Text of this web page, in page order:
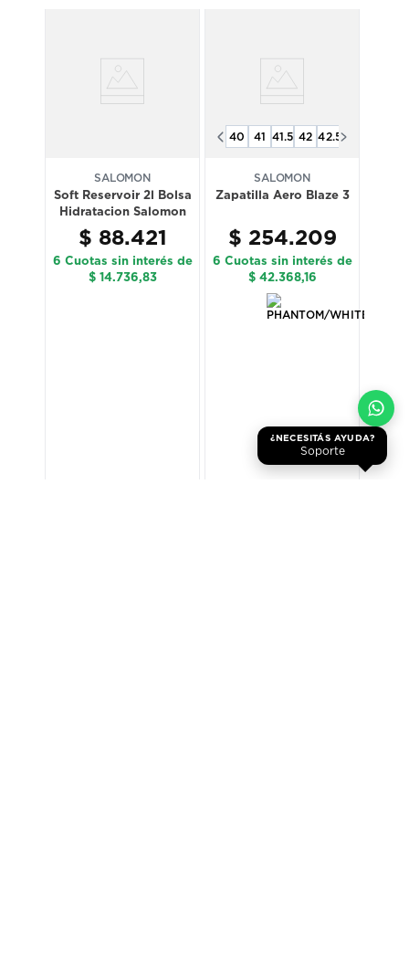
SALOMON
Soft Reservoir 2l Bolsa
Hidratacion Salomon
$ 88.421
6 Cuotas sin interés de
$ 14.736,83
40 41 41.5 42 42.5 43
SALOMON
Zapatilla Aero Blaze 3
$ 254.209
6 Cuotas sin interés de
$ 42.368,16
¿NECESITÁS AYUDA?
Soporte